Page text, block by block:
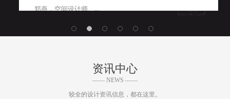
郑燕，空间设计师。...
资讯中心
—— NEWS ——
较全的设计资讯信息，都在这里。